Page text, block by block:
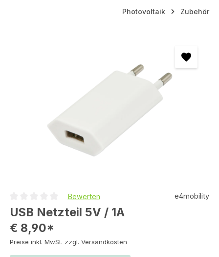
Photovoltaik Zubehör
Durchschnittliche Bewertung von 0 von 5 Sternen
Bewerten e4mobility
USB Netzteil 5V / 1A
€ 8,90*
Preise inkl. MwSt. zzgl. Versandkosten